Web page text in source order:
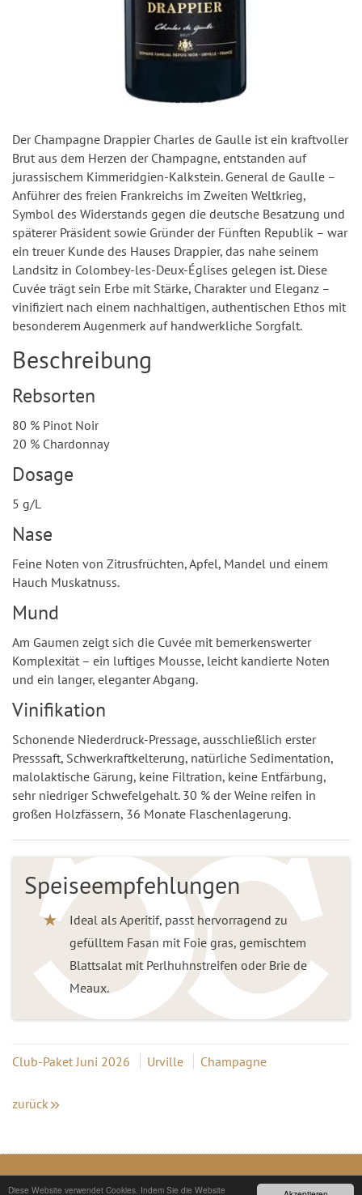
Diese Website verwendet Cookies. Indem Sie die Website
Der Champagne Drappier Charles de Gaulle ist ein kraftvoller
Brut aus dem Herzen der Champagne, entstanden auf
jurassischem Kimmeridgien-Kalkstein. General de Gaulle –
Anführer des freien Frankreichs im Zweiten Weltkrieg,
Symbol des Widerstands gegen die deutsche Besatzung und
späterer Präsident sowie Gründer der Fünften Republik – war
ein treuer Kunde des Hauses Drappier, das nahe seinem
Landsitz in Colombey-les-Deux-Églises gelegen ist. Diese
Cuvée trägt sein Erbe mit Stärke, Charakter und Eleganz –
vinifiziert nach einem nachhaltigen, authentischen Ethos mit
besonderem Augenmerk auf handwerkliche Sorgfalt.
Beschreibung
Rebsorten
80 % Pinot Noir
20 % Chardonnay
Dosage
5 g/L
Nase
Feine Noten von Zitrusfrüchten, Apfel, Mandel und einem
Hauch Muskatnuss.
Mund
Am Gaumen zeigt sich die Cuvée mit bemerkenswerter
Komplexität – ein luftiges Mousse, leicht kandierte Noten
und ein langer, eleganter Abgang.
Vinifikation
Schonende Niederdruck-Pressage, ausschließlich erster
Presssaft, Schwerkraftkelterung, natürliche Sedimentation,
malolaktische Gärung, keine Filtration, keine Entfärbung,
sehr niedriger Schwefelgehalt. 30 % der Weine reifen in
großen Holzfässern, 36 Monate Flaschenlagerung.
Speiseempfehlungen
Ideal als Aperitif, passt hervorragend zu
gefülltem Fasan mit Foie gras, gemischtem
Blattsalat mit Perlhuhnstreifen oder Brie de
Meaux.
Club-Paket Juni 2026 Urville Champagne
zurück
© COPYRIGHT 2026 - CHAMPAGNER CLUB